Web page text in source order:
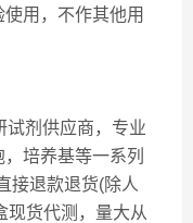
用，不作其他用
试剂供应商，专业
培养基等一系列
接退款退货(除人
现货代测，量大从